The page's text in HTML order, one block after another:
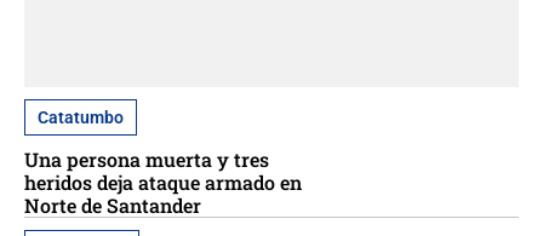
Catatumbo
Una persona muerta y tres
heridos deja ataque armado en
Norte de Santander